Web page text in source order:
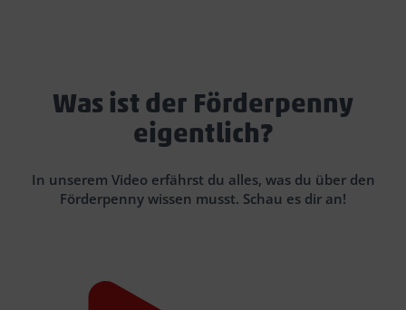
Was ist der Förderpenny
eigentlich?
In unserem Video erfährst du alles, was du über den
Förderpenny wissen musst. Schau es dir an!